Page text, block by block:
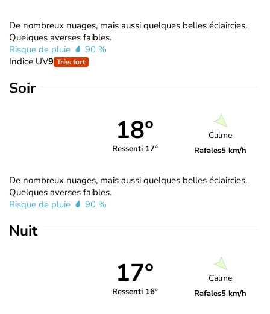
De nombreux nuages, mais aussi quelques belles éclaircies.
Quelques averses faibles.
Risque de pluie
90 %
Indice UV9 Très fort
Soir
18°
Ressenti 17°
Calme
Rafales5 km/h
De nombreux nuages, mais aussi quelques belles éclaircies.
Quelques averses faibles.
Risque de pluie
90 %
Nuit
17°
Ressenti 16°
Calme
Rafales5 km/h